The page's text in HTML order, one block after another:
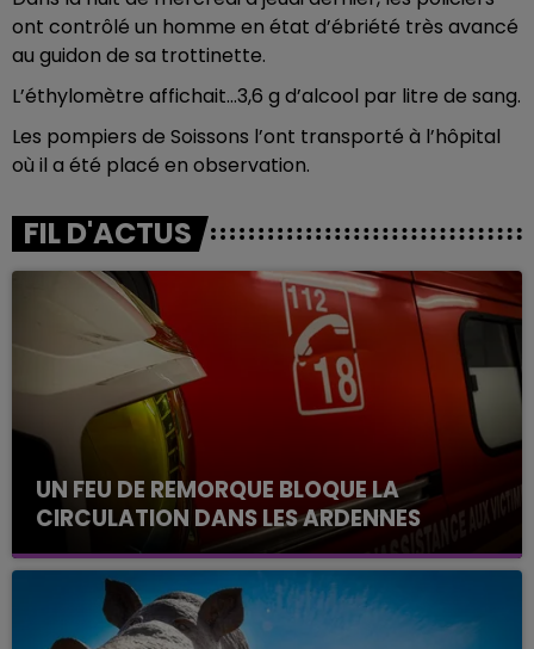
ont contrôlé un homme en état d’ébriété très avancé
au guidon de sa trottinette.
L’éthylomètre affichait…3,6 g d’alcool par litre de sang.
Les pompiers de Soissons l’ont transporté à l’hôpital
où il a été placé en observation.
FIL D'ACTUS
UN FEU DE REMORQUE BLOQUE LA
CIRCULATION DANS LES ARDENNES
Un feu de remorque s'est déclaré ce mercredi en
fin de matinée sur l'A34.